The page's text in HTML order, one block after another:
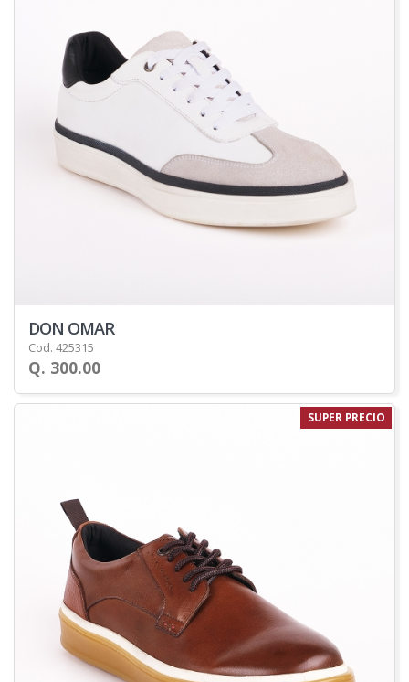
DON OMAR
Cod. 425315
Q. 300.00
SUPER PRECIO